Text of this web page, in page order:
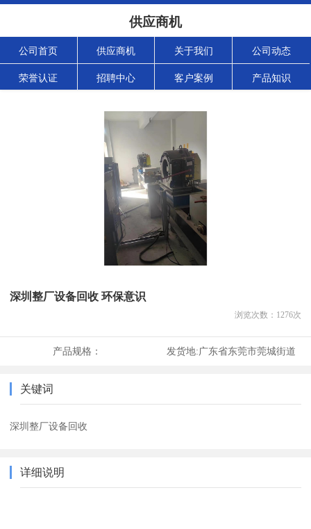
供应商机
公司首页 供应商机 关于我们 公司动态
荣誉认证 招聘中心 客户案例 产品知识
深圳整厂设备回收 环保意识
浏览次数： 1276次
产品规格： 发货地:广东省东莞市莞城街道
关键词
深圳整厂设备回收
详细说明